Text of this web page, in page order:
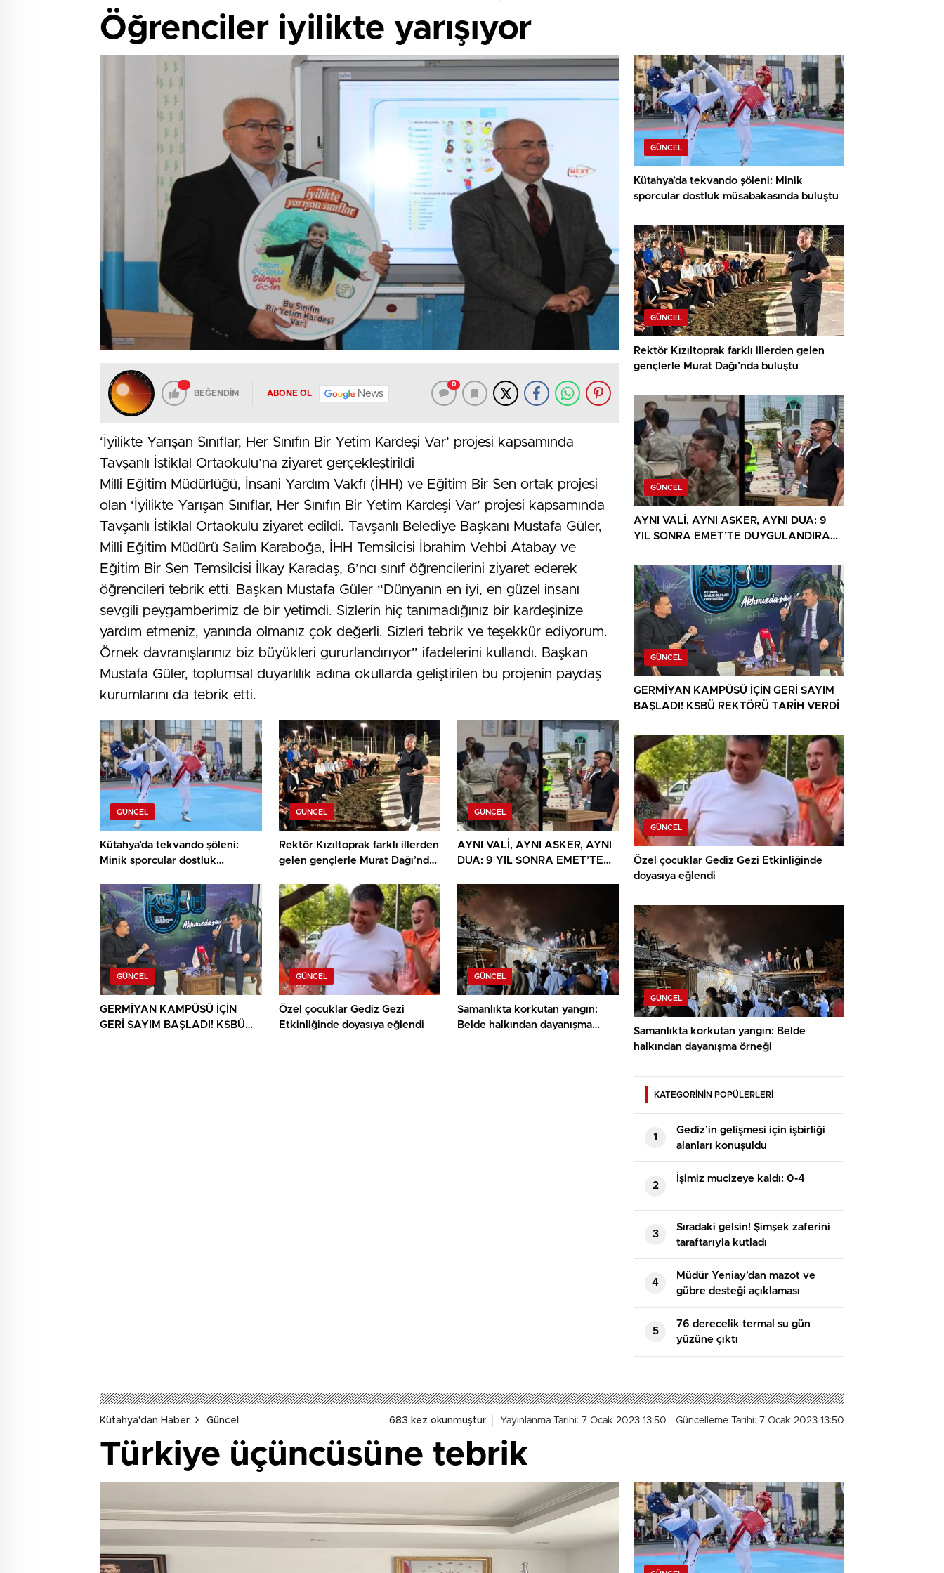
Öğrenciler iyilikte yarışıyor
BEĞENDİM ABONE OL News
0
‘İyilikte Yarışan Sınıflar, Her Sınıfın Bir Yetim Kardeşi Var’ projesi kapsamında
Tavşanlı İstiklal Ortaokulu’na ziyaret gerçekleştirildi
Milli Eğitim Müdürlüğü, İnsani Yardım Vakfı (İHH) ve Eğitim Bir Sen ortak projesi
olan ‘İyilikte Yarışan Sınıflar, Her Sınıfın Bir Yetim Kardeşi Var’ projesi kapsamında
Tavşanlı İstiklal Ortaokulu ziyaret edildi. Tavşanlı Belediye Başkanı Mustafa Güler,
Milli Eğitim Müdürü Salim Karaboğa, İHH Temsilcisi İbrahim Vehbi Atabay ve
Eğitim Bir Sen Temsilcisi İlkay Karadaş, 6’ncı sınıf öğrencilerini ziyaret ederek
öğrencileri tebrik etti. Başkan Mustafa Güler “Dünyanın en iyi, en güzel insanı
sevgili peygamberimiz de bir yetimdi. Sizlerin hiç tanımadığınız bir kardeşinize
yardım etmeniz, yanında olmanız çok değerli. Sizleri tebrik ve teşekkür ediyorum.
Örnek davranışlarınız biz büyükleri gururlandırıyor” ifadelerini kullandı. Başkan
Mustafa Güler, toplumsal duyarlılık adına okullarda geliştirilen bu projenin paydaş
kurumlarını da tebrik etti.
GÜNCEL
Kütahya’da tekvando şöleni:
Minik sporcular dostluk
GÜNCEL
Rektör Kızıltoprak farklı illerden
gelen gençlerle Murat Dağı’nda
GÜNCEL
AYNI VALİ, AYNI ASKER, AYNI
DUA: 9 YIL SONRA EMET’TE
GÜNCEL
GERMİYAN KAMPÜSÜ İÇİN
GERİ SAYIM BAŞLADI! KSBÜ
GÜNCEL
Özel çocuklar Gediz Gezi
Etkinliğinde doyasıya eğlendi
GÜNCEL
Samanlıkta korkutan yangın:
Belde halkından dayanışma
GÜNCEL
Kütahya’da tekvando şöleni: Minik
sporcular dostluk müsabakasında buluştu
GÜNCEL
Rektör Kızıltoprak farklı illerden gelen
gençlerle Murat Dağı’nda buluştu
GÜNCEL
AYNI VALİ, AYNI ASKER, AYNI DUA: 9
YIL SONRA EMET’TE DUYGULANDIRAN
GÜNCEL
GERMİYAN KAMPÜSÜ İÇİN GERİ SAYIM
BAŞLADI! KSBÜ REKTÖRÜ TARİH VERDİ
GÜNCEL
Özel çocuklar Gediz Gezi Etkinliğinde
doyasıya eğlendi
GÜNCEL
Samanlıkta korkutan yangın: Belde
halkından dayanışma örneği
KATEGORİNİN POPÜLERLERİ
1
Gediz’in gelişmesi için işbirliği
alanları konuşuldu
2
İşimiz mucizeye kaldı: 0-4
3
Sıradaki gelsin! Şimşek zaferini
taraftarıyla kutladı
4
Müdür Yeniay’dan mazot ve
gübre desteği açıklaması
5
76 derecelik termal su gün
yüzüne çıktı
Kütahya'dan Haber Güncel 683 kez okunmuştur Yayınlanma Tarihi: 7 Ocak 2023 13:50 - Güncelleme Tarihi: 7 Ocak 2023 13:50
Türkiye üçüncüsüne tebrik